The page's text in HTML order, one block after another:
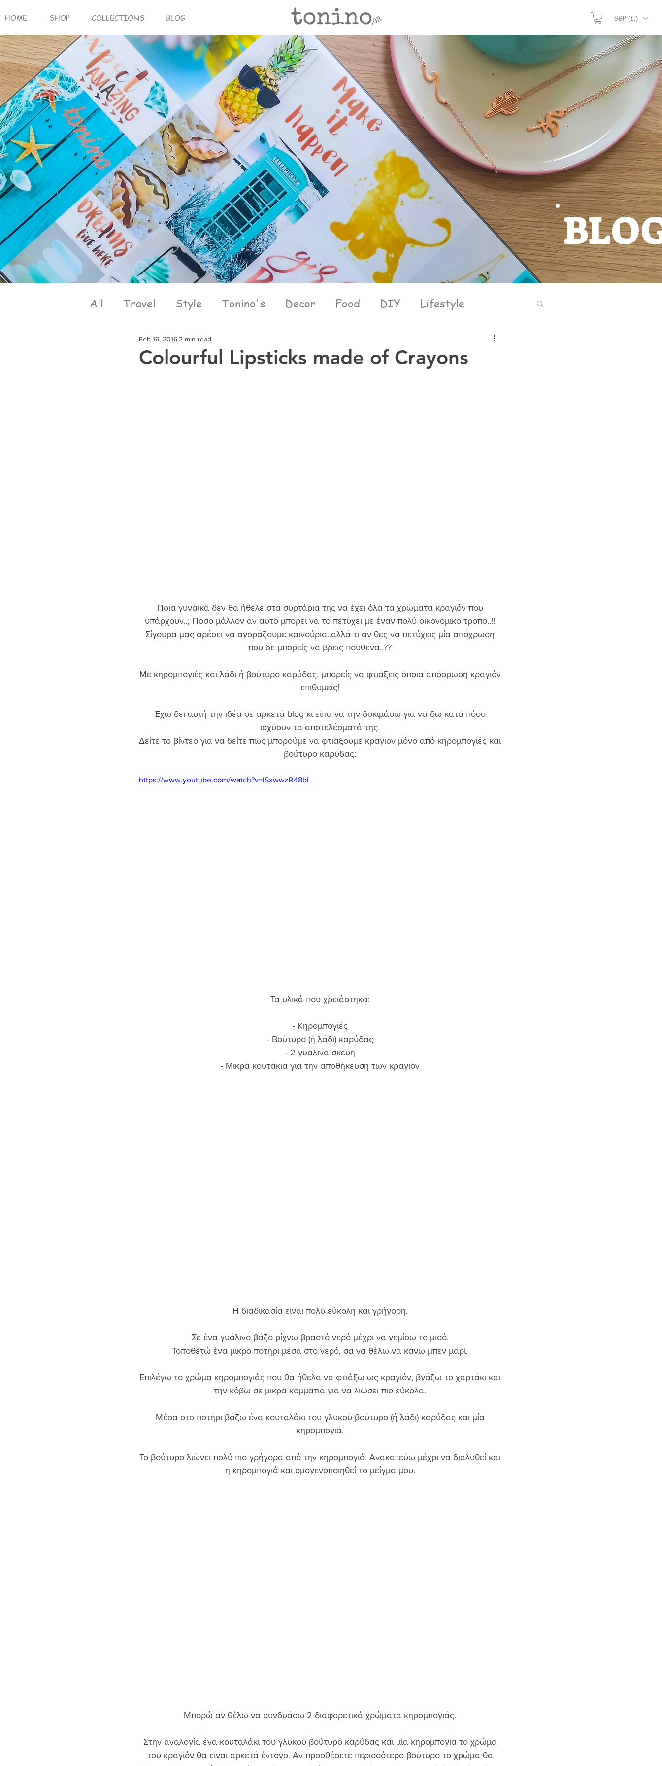
HOME SHOP COLLECTIONS BLOG GBP (£)
BLOG
All Travel Style Tonino's Decor Food DIY Lifestyle
Colourful Lipsticks made of Crayons
Feb 16, 2016 2 min read
Ποια γυναίκα δεν θα ήθελε στα συρτάρια της να έχει όλα τα χρώματα κραγιόν που
υπάρχουν..; Πόσο μάλλον αν αυτό μπορεί να το πετύχει με έναν πολύ οικονομικό τρόπο..!!
Σίγουρα μας αρέσει να αγοράζουμε καινούρια..αλλά τι αν θες να πετύχεις μία απόχρωση
που δε μπορείς να βρεις πουθενά..??
Με κηρομπογιές και λάδι ή βούτυρο καρύδας, μπορείς να φτιάξεις όποια απόσρωση κραγιόν
επιθυμείς!
Έχω δει αυτή την ιδέα σε αρκετά blog κι είπα να την δοκιμάσω για να δω κατά πόσο
ισχύουν τα αποτελέσματά της.
Δείτε το βίντεο για να δείτε πως μπορούμε να φτιάξουμε κραγιόν μόνο από κηρομπογιές και
βούτυρο καρύδας:
https://www.youtube.com/watch?v=ISxwwzR48bI
Τα υλικά που χρειάστηκα:
- Κηρομπογιές
- Βούτυρο (ή λάδι) καρύδας
- 2 γυάλινα σκεύη
- Μικρά κουτάκια για την αποθήκευση των κραγιόν
Η διαδικασία είναι πολύ εύκολη και γρήγορη.
Σε ένα γυάλινο βάζο ρίχνω βραστό νερό μέχρι να γεμίσω το μισό.
Τοποθετώ ένα μικρό ποτήρι μέσα στο νερό, σα να θέλω να κάνω μπεν μαρί.
Επιλέγω το χρώμα κηρομπογιάς που θα ήθελα να φτιάξω ως κραγιόν, βγάζω το χαρτάκι και
την κόβω σε μικρά κομμάτια για να λιώσει πιο εύκολα.
Μέσα στο ποτήρι βάζω ένα κουταλάκι του γλυκού βούτυρο (ή λάδι) καρύδας και μία
κηρομπογιά.
Το βούτυρο λιώνει πολύ πιο γρήγορα από την κηρομπογιά. Ανακατεύω μέχρι να διαλυθεί και
η κηρομπογιά και ομογενοποιηθεί το μείγμα μου.
Μπορώ αν θέλω να συνδυάσω 2 διαφορετικά χρώματα κηρομπογιάς.
Στην αναλογία ένα κουταλάκι του γλυκού βούτυρο καρύδας και μία κηρομπογιά το χρώμα
του κραγιόν θα είναι αρκετά έντονο. Αν προσθέσετε περισσότερο βούτυρο το χρώμα θα